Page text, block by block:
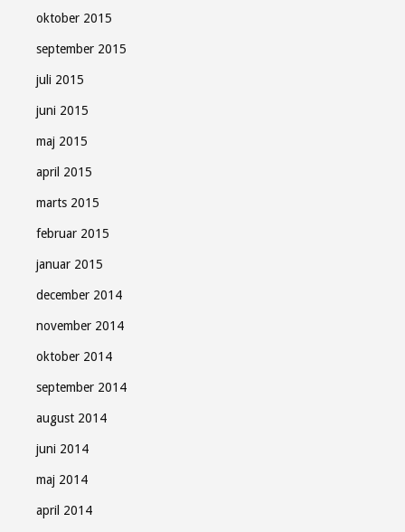
oktober 2015
september 2015
juli 2015
juni 2015
maj 2015
april 2015
marts 2015
februar 2015
januar 2015
december 2014
november 2014
oktober 2014
september 2014
august 2014
juni 2014
maj 2014
april 2014